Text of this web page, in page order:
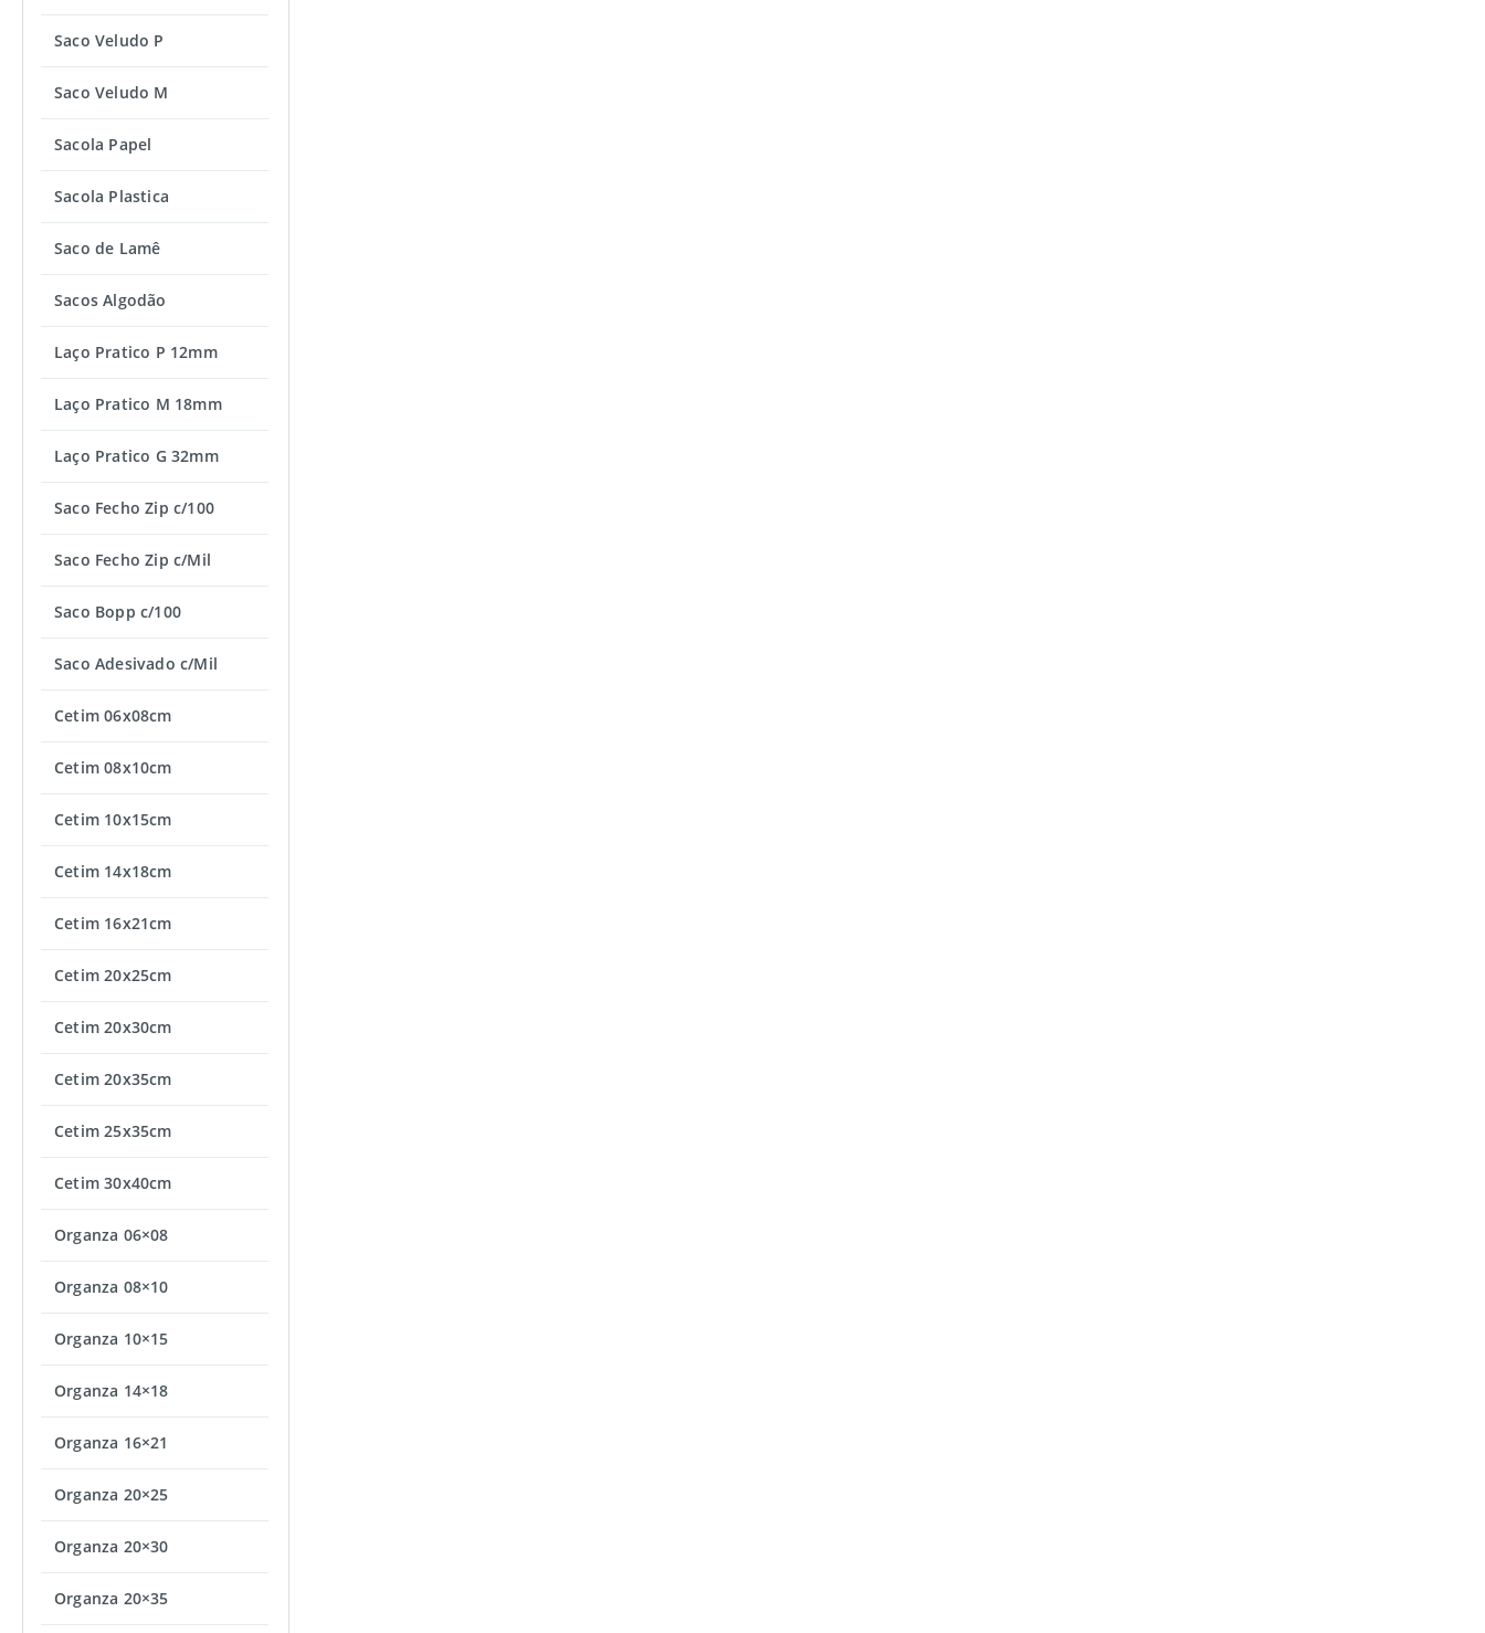
Saco Veludo P
Saco Veludo M
Sacola Papel
Sacola Plastica
Saco de Lamê
Sacos Algodão
Laço Pratico P 12mm
Laço Pratico M 18mm
Laço Pratico G 32mm
Saco Fecho Zip c/100
Saco Fecho Zip c/Mil
Saco Bopp c/100
Saco Adesivado c/Mil
Cetim 06x08cm
Cetim 08x10cm
Cetim 10x15cm
Cetim 14x18cm
Cetim 16x21cm
Cetim 20x25cm
Cetim 20x30cm
Cetim 20x35cm
Cetim 25x35cm
Cetim 30x40cm
Organza 06×08
Organza 08×10
Organza 10×15
Organza 14×18
Organza 16×21
Organza 20×25
Organza 20×30
Organza 20×35